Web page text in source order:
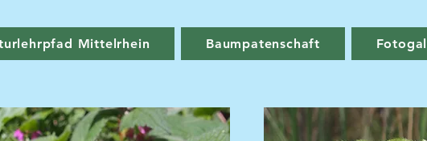
Mittelrhein Baumpatenschaft